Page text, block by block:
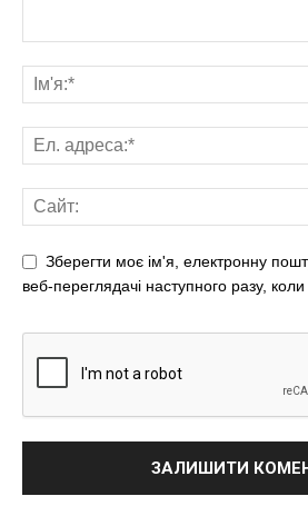
Зберегти моє ім'я, електронну
веб-переглядачі наступного разу,